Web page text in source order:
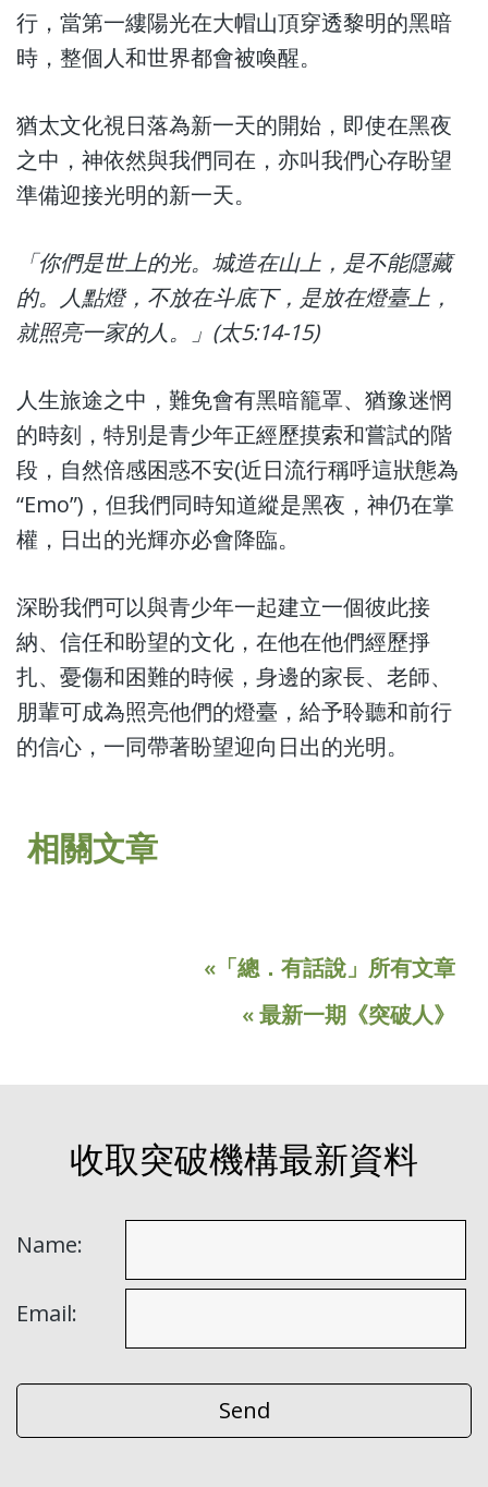
行，當第一縷陽光在大帽山頂穿透黎明的黑暗
時，整個人和世界都會被喚醒。
猶太文化視日落為新一天的開始，即使在黑夜
之中，神依然與我們同在，亦叫我們心存盼望
準備迎接光明的新一天。
「你們是世上的光。城造在山上，是不能隱藏
的。人點燈，不放在斗底下，是放在燈臺上，
就照亮一家的人。」(太5:14-15)
人生旅途之中，難免會有黑暗籠罩、猶豫迷惘
的時刻，特別是青少年正經歷摸索和嘗試的階
段，自然倍感困惑不安(近日流行稱呼這狀態為
“Emo”)，但我們同時知道縱是黑夜，神仍在掌
權，日出的光輝亦必會降臨。
深盼我們可以與青少年一起建立一個彼此接
納、信任和盼望的文化，在他在他們經歷掙
扎、憂傷和困難的時候，身邊的家長、老師、
朋輩可成為照亮他們的燈臺，給予聆聽和前行
的信心，一同帶著盼望迎向日出的光明。
相關文章
«「總．有話說」所有文章
« 最新一期《突破人》
收取突破機構最新資料
Name:
Email: